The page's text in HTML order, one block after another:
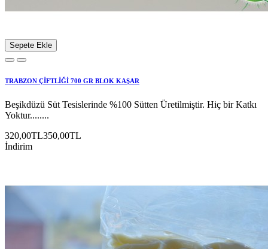
Sepete Ekle
TRABZON ÇİFTLİĞİ 700 GR BLOK KAŞAR
Beşikdüzü Süt Tesislerinde %100 Sütten Üretilmiştir. Hiç bir Katkı
Yoktur........
320,00TL350,00TL
İndirim